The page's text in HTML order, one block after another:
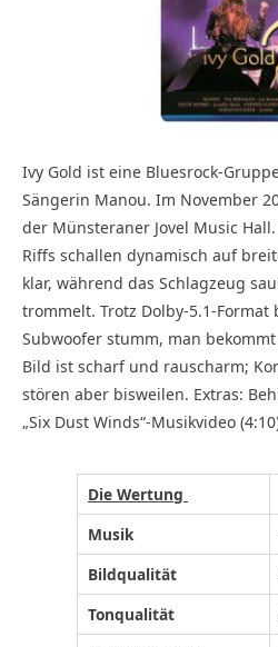
Ivy Gold ist eine Bluesrock-
Sängerin Manou. Im November
der Münsteraner Jovel Music
Riffs schallen dynamisch auf
klar, während das Schlagzeug
trommelt. Trotz Dolby-5.1-Format
Subwoofer stumm, man
Bild ist scharf und rauscharm;
stören aber bisweilen. Extras:
„Six Dust Winds“-Musikvideo
Die Wertung
Musik
Bildqualität
Tonqualität